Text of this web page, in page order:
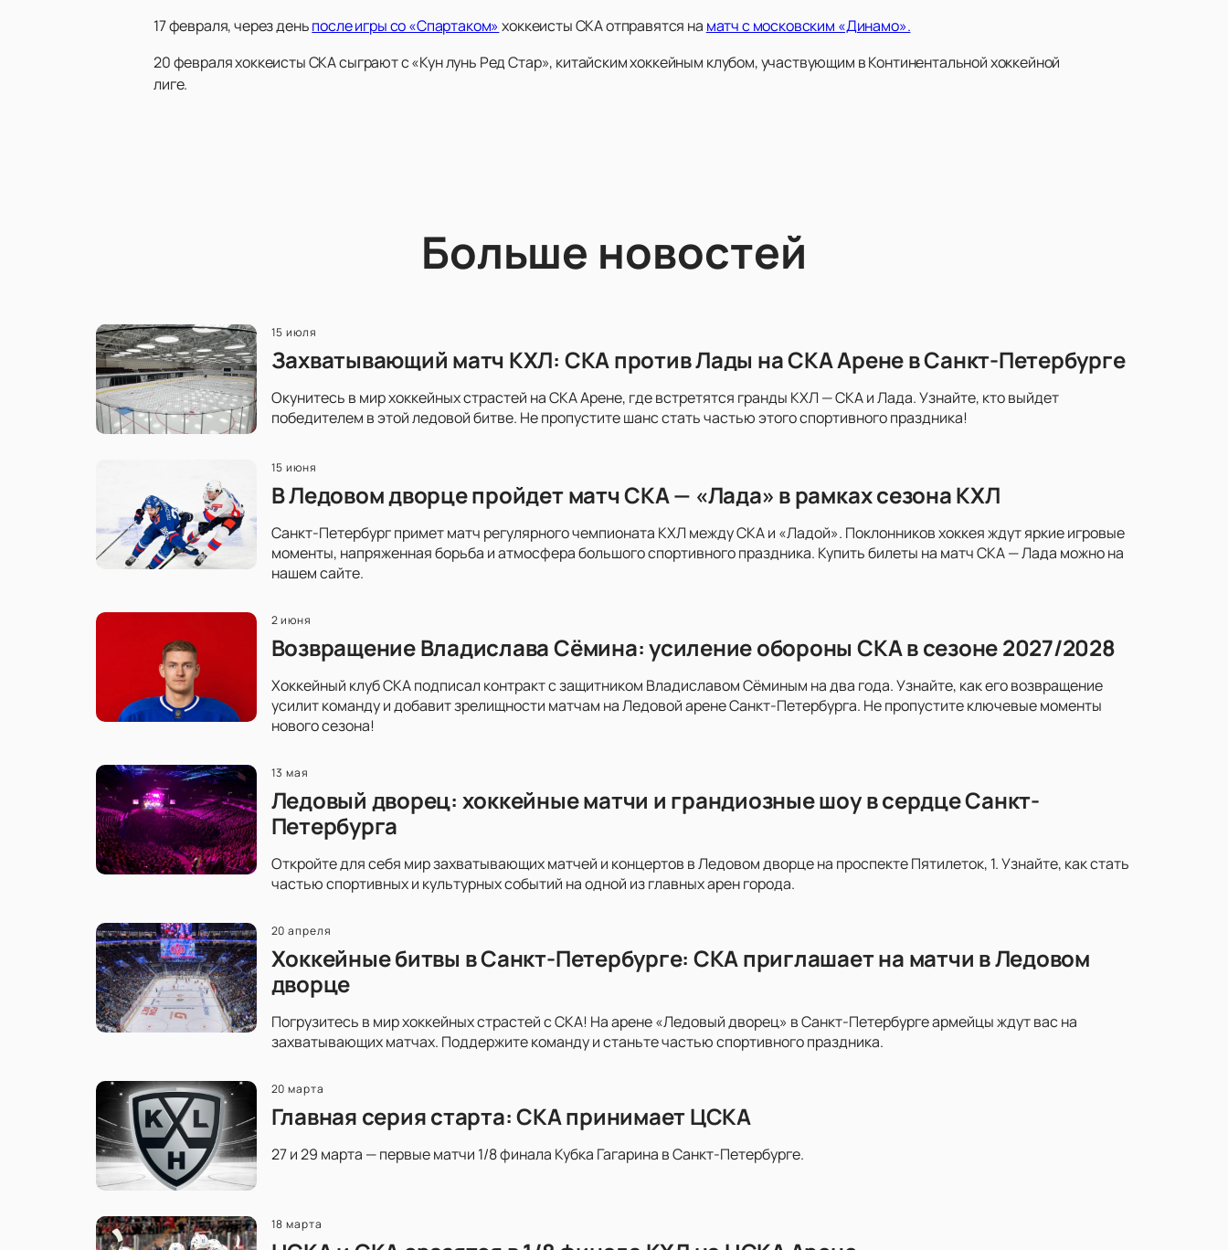
17 февраля, через деньпосле игры со «Спартаком»хоккеисты СКА отправятся на матч с московским «Динамо».
20 февраля хоккеисты СКА сыграют с «Кун лунь Ред Стар», китайским хоккейным клубом, участвующим в Континентальной хоккейной
лиге.
Больше новостей
15 июля
Захватывающий матч КХЛ: СКА против Лады на СКА Арене в Санкт-Петербурге
Окунитесь в мир хоккейных страстей на СКА Арене, где встретятся гранды КХЛ — СКА и Лада. Узнайте, кто выйдет
победителем в этой ледовой битве. Не пропустите шанс стать частью этого спортивного праздника!
15 июня
В Ледовом дворце пройдет матч СКА — «Лада» в рамках сезона КХЛ
Санкт-Петербург примет матч регулярного чемпионата КХЛ между СКА и «Ладой». Поклонников хоккея ждут яркие игровые
моменты, напряженная борьба и атмосфера большого спортивного праздника. Купить билеты на матч СКА — Лада можно на
нашем сайте.
2 июня
Возвращение Владислава Сёмина: усиление обороны СКА в сезоне 2027/2028
Хоккейный клуб СКА подписал контракт с защитником Владиславом Сёминым на два года. Узнайте, как его возвращение
усилит команду и добавит зрелищности матчам на Ледовой арене Санкт-Петербурга. Не пропустите ключевые моменты
нового сезона!
13 мая
Ледовый дворец: хоккейные матчи и грандиозные шоу в сердце Санкт-
Петербурга
Откройте для себя мир захватывающих матчей и концертов в Ледовом дворце на проспекте Пятилеток, 1. Узнайте, как стать
частью спортивных и культурных событий на одной из главных арен города.
20 апреля
Хоккейные битвы в Санкт-Петербурге: СКА приглашает на матчи в Ледовом
дворце
Погрузитесь в мир хоккейных страстей с СКА! На арене «Ледовый дворец» в Санкт-Петербурге армейцы ждут вас на
захватывающих матчах. Поддержите команду и станьте частью спортивного праздника.
20 марта
Главная серия старта: СКА принимает ЦСКА
27 и 29 марта — первые матчи 1/8 финала Кубка Гагарина в Санкт-Петербурге.
18 марта